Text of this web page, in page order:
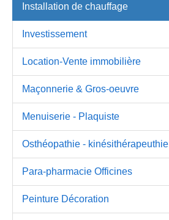
Installation de chauffage
Investissement
Location-Vente immobilière
Maçonnerie & Gros-oeuvre
Menuiserie - Plaquiste
Osthéopathie - kinésithérapeuthie
Para-pharmacie Officines
Peinture Décoration